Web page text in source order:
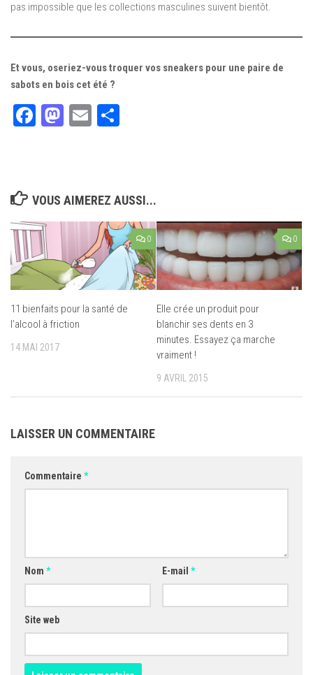
pas impossible que les collections masculines suivent bientôt.
Et vous, oseriez-vous troquer vos sneakers pour une paire de
sabots en bois cet été ?
Facebook
Mastodon
Email
VOUS AIMEREZ AUSSI...
0
11 bienfaits pour la santé de
l’alcool à friction
14 MAI 2017
0
Elle crée un produit pour
blanchir ses dents en 3
minutes. Essayez ça marche
vraiment !
9 AVRIL 2015
LAISSER UN COMMENTAIRE
Commentaire *
Nom * E-mail *
Site web